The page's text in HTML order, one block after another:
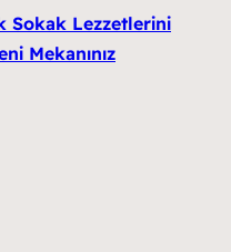
Sokak Lezzetlerini
Mekanınız